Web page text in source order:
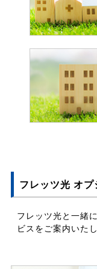
フレッツ光 オプ
フレッツ光と一緒
ビスをご案内いたし